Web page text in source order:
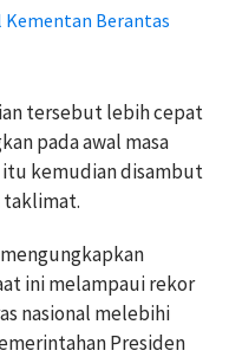
Kementan Berantas
tersebut lebih cepat
pada awal masa
itu kemudian disambut
taklimat.
ini melampaui rekor
nasional melebihi
Presiden